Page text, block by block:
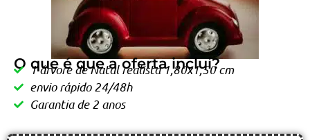
O que é que a oferta inclui?
1 árvore de Natal realista 1,80x1,50 cm
envio rápido 24/48h
Garantia de 2 anos